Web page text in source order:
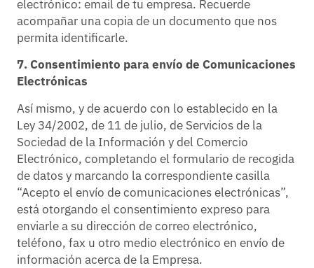
electrónico: email de tu empresa. Recuerde
acompañar una copia de un documento que nos
permita identificarle.
7. Consentimiento para envío de Comunicaciones
Electrónicas
Así mismo, y de acuerdo con lo establecido en la
Ley 34/2002, de 11 de julio, de Servicios de la
Sociedad de la Información y del Comercio
Electrónico, completando el formulario de recogida
de datos y marcando la correspondiente casilla
“Acepto el envío de comunicaciones electrónicas”,
está otorgando el consentimiento expreso para
enviarle a su dirección de correo electrónico,
teléfono, fax u otro medio electrónico en envío de
información acerca de la Empresa.